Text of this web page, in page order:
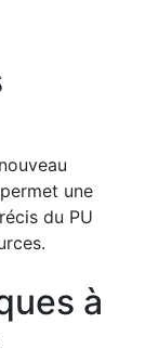
une
du PU
à